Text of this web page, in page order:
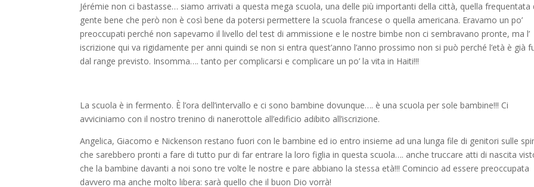
Jérémie non ci bastasse… siamo arrivati a questa mega scuola, una delle più importanti della città, quella frequentata
gente bene che però non è così bene da potersi permettere la scuola francese o quella americana. Eravamo un po’
preoccupati perché non sapevamo il livello del test di ammissione e le nostre bimbe non ci sembravano pronte, ma l’
iscrizione qui va rigidamente per anni quindi se non si entra quest’anno l’anno prossimo non si può perché l’età è già
dal range previsto. Insomma…. tanto per complicarsi e complicare un po’ la vita in Haiti!!!
La scuola è in fermento. È l’ora dell’intervallo e ci sono bambine dovunque…. è una scuola per sole bambine!!! Ci
avviciniamo con il nostro trenino di nanerottole all’edificio adibito all’iscrizione.
Angelica, Giacomo e Nickenson restano fuori con le bambine ed io entro insieme ad una lunga file di genitori sulle
che sarebbero pronti a fare di tutto pur di far entrare la loro figlia in questa scuola…. anche truccare atti di nascita
che la bambine davanti a noi sono tre volte le nostre e pare abbiano la stessa età!!! Comincio ad essere preoccupata
davvero ma anche molto libera: sarà quello che il buon Dio vorrà!